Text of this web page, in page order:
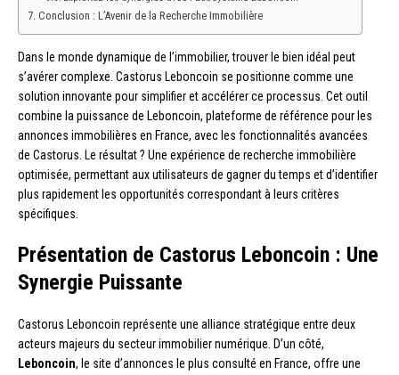
Conclusion : L’Avenir de la Recherche Immobilière
Dans le monde dynamique de l’immobilier, trouver le bien idéal peut
s’avérer complexe. Castorus Leboncoin se positionne comme une
solution innovante pour simplifier et accélérer ce processus. Cet outil
combine la puissance de Leboncoin, plateforme de référence pour les
annonces immobilières en France, avec les fonctionnalités avancées
de Castorus. Le résultat ? Une expérience de recherche immobilière
optimisée, permettant aux utilisateurs de gagner du temps et d’identifier
plus rapidement les opportunités correspondant à leurs critères
spécifiques.
Présentation de Castorus Leboncoin : Une
Synergie Puissante
Castorus Leboncoin représente une alliance stratégique entre deux
acteurs majeurs du secteur immobilier numérique. D’un côté,
Leboncoin, le site d’annonces le plus consulté en France, offre une